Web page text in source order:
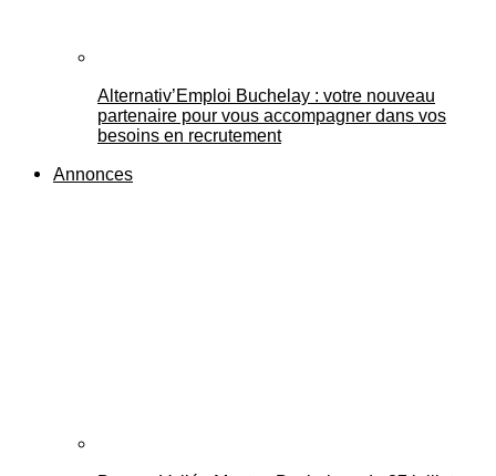
Alternativ’Emploi Buchelay : votre nouveau
partenaire pour vous accompagner dans vos
besoins en recrutement
Annonces